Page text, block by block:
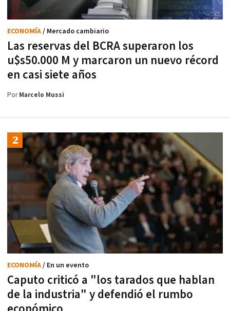
Las reservas del BCRA superaron los
u$s50.000 M y marcaron un nuevo récord
en casi siete años
ECONOMÍA/ Mercado cambiario
PorMarcelo Mussi
Caputo criticó a "los tarados que hablan
de la industria" y defendió el rumbo
ECONOMÍA/ En un evento